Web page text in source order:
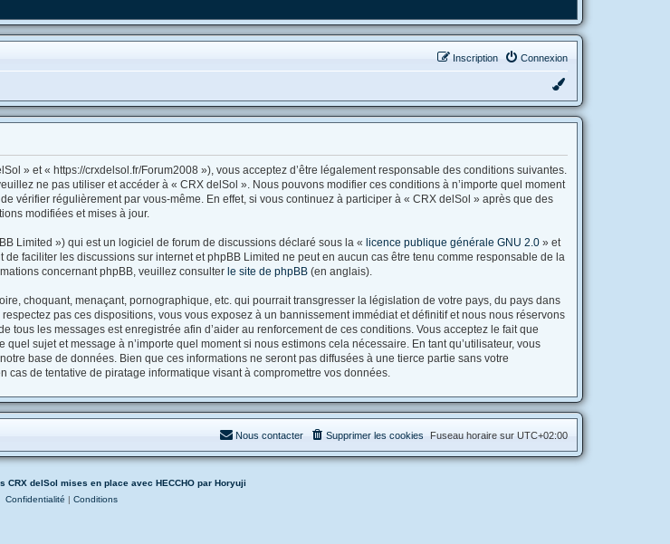
Connexion
Inscription
» et « https://crxdelsol.fr/Forum2008 »), vous acceptez d’être légalement responsable des conditions suivantes.
ne pas utiliser et accéder à « CRX delSol ». Nous pouvons modifier ces conditions à n’importe quel moment
vérifier régulièrement par vous-même. En effet, si vous continuez à participer à « CRX delSol » après que des
modifiées et mises à jour.
Limited ») qui est un logiciel de forum de discussions déclaré sous la « licence publique générale GNU 2.0 » et
faciliter les discussions sur internet et phpBB Limited ne peut en aucun cas être tenu comme responsable de la
concernant phpBB, veuillez consulter le site de phpBB (en anglais).
choquant, menaçant, pornographique, etc. qui pourrait transgresser la législation de votre pays, du pays dans
pas ces dispositions, vous vous exposez à un bannissement immédiat et définitif et nous nous réservons
tous les messages est enregistrée afin d’aider au renforcement de ces conditions. Vous acceptez le fait que
sujet et message à n’importe quel moment si nous estimons cela nécessaire. En tant qu’utilisateur, vous
base de données. Bien que ces informations ne seront pas diffusées à une tierce partie sans votre
de tentative de piratage informatique visant à compromettre vos données.
Fuseau horaire sur UTC+02:00
Supprimer les cookies
Nous contacter
CRX delSol mises en place avec HECCHO par Horyuji
Confidentialité
Conditions